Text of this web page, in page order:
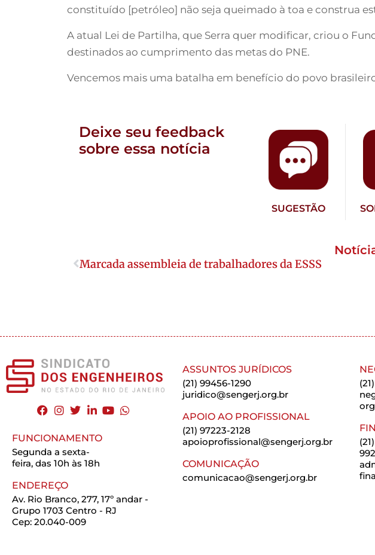
constituído [petróleo] não seja queimado à toa e construa
A atual Lei de Partilha, que Serra quer modificar, criou o
destinados ao cumprimento das metas do PNE.
Vencemos mais uma batalha em benefício do povo
Deixe seu feedback
sobre essa notícia
SUGESTÃO
Marcada assembleia de trabalhadores da ESSS
FUNCIONAMENTO
Segunda a sexta-
feira, das 10h às 18h
ENDEREÇO
Av. Rio Branco, 277, 17º andar -
Grupo 1703 Centro - RJ
Cep: 20.040-009
ASSUNTOS JURÍDICOS
(21) 99456-1290
juridico@sengerj.org.br
APOIO AO PROFISSIONAL
(21) 97223-2128
apoioprofissional@sengerj.org.br
COMUNICAÇÃO
comunicacao@sengerj.org.br